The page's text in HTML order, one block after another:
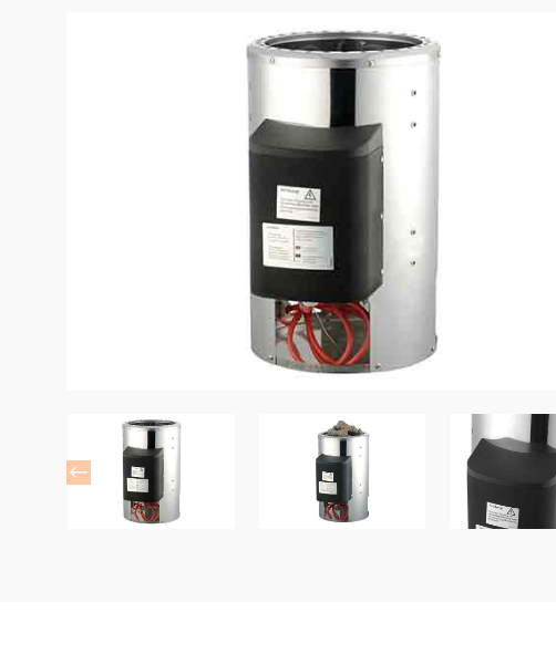
SISTEMA DE CALEFACCIÓN SAUNA
CONTROLADOR DE CALENTADOR
ACCESORIOS DE LA HABITACIÓN
Mini
